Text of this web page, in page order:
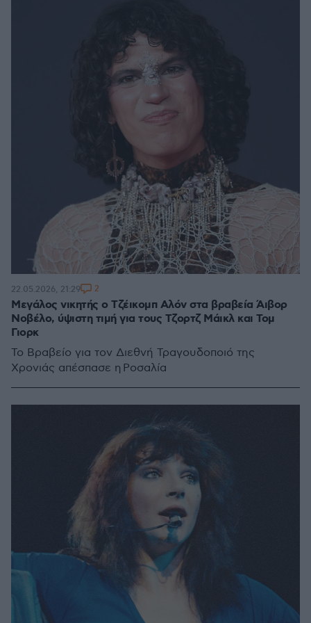
Μεγάλος νικητής ο Τζέικομπ Αλόν στα βραβεία Άιβορ
Νοβέλο, ύψιστη τιμή για τους Τζορτζ Μάικλ και Τομ
Γιορκ
Το Βραβείο για τον Διεθνή Τραγουδοποιό της
Χρονιάς απέσπασε η Ροσαλία
22.05.2026, 21:29 2